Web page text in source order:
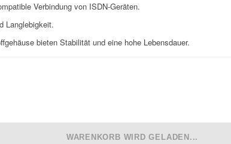
Verbindung von ISDN-Geräten.
Langlebigkeit.
bieten Stabilität und eine hohe Lebensdauer.
WARENKORB WIRD GELADEN...